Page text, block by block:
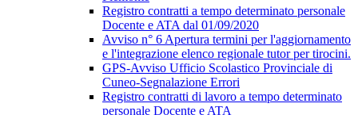
Registro contratti a tempo determinato personale
Docente e ATA dal 01/09/2020
Avviso n° 6 Apertura termini per l'aggiornamento
e l'integrazione elenco regionale tutor per tirocini.
GPS-Avviso Ufficio Scolastico Provinciale di
Cuneo-Segnalazione Errori
Registro contratti di lavoro a tempo determinato
personale Docente e ATA